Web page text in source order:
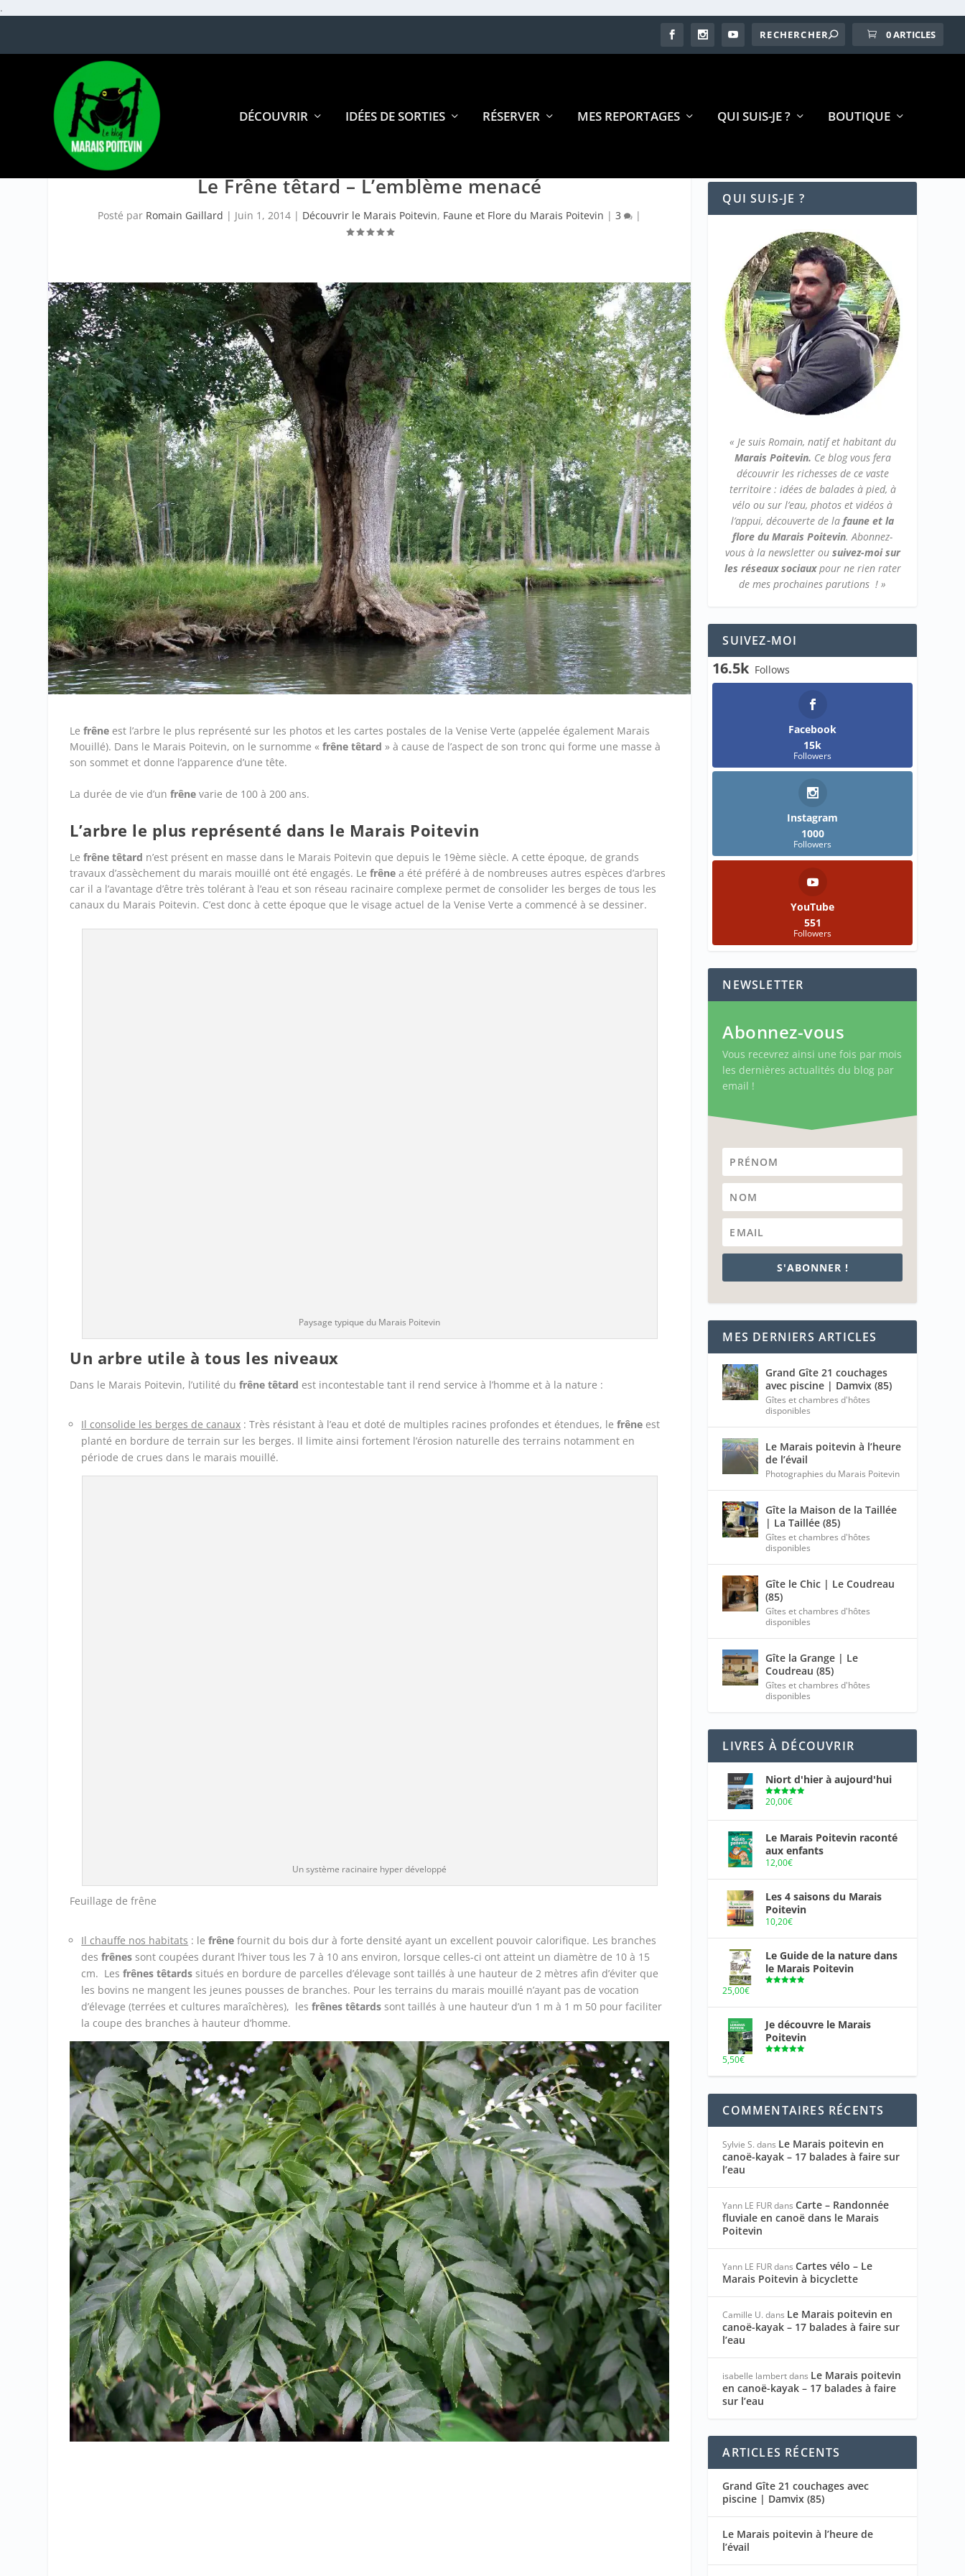
.
0 ARTICLES
DÉCOUVRIR IDÉES DE SORTIES RÉSERVER MES REPORTAGES QUI SUIS-JE ? BOUTIQUE
Le Frêne têtard – L’emblème menacé
Posté par Romain Gaillard | Juin 1, 2014 | Découvrir le Marais Poitevin, Faune et Flore du Marais Poitevin |3 |
Lefrêne est l’arbre le plus représenté sur les photos et les cartes postales de la Venise Verte (appelée également Marais
Mouillé). Dans le Marais Poitevin, on le surnomme «frêne têtard » à cause de l’aspect de son tronc qui forme une masse à
son sommet et donne l’apparence d’une tête.
La durée de vie d’unfrêne varie de 100 à 200 ans.
L’arbre le plus représenté dans le Marais Poitevin
Lefrêne têtard n’est présent en masse dans le Marais Poitevin que depuis le 19ème siècle. A cette époque, de grands
travaux d’assèchement du marais mouillé ont été engagés. Lefrêne a été préféré à de nombreuses autres espèces d’arbres
car il a l’avantage d’être très tolérant à l’eau et son réseau racinaire complexe permet de consolider les berges de tous les
canaux du Marais Poitevin. C’est donc à cette époque que le visage actuel de la Venise Verte a commencé à se dessiner.
Paysage typique du Marais Poitevin
Un arbre utile à tous les niveaux
Dans le Marais Poitevin, l’utilité dufrêne têtard est incontestable tant il rend service à l’homme et à la nature :
Il consolide les berges de canaux : Très résistant à l’eau et doté de multiples racines profondes et étendues, lefrêne est
planté en bordure de terrain sur les berges. Il limite ainsi fortement l’érosion naturelle des terrains notamment en
période de crues dans le marais mouillé.
Un système racinaire hyper développé
Feuillage de frêne
Il chauffe nos habitats : lefrêne fournit du bois dur à forte densité ayant un excellent pouvoir calorifique. Les branches
desfrênes sont coupées durant l’hiver tous les 7 à 10 ans environ, lorsque celles-ci ont atteint un diamètre de 10 à 15
cm. Lesfrênes têtards situés en bordure de parcelles d’élevage sont taillés à une hauteur de 2 mètres afin d’éviter que
les bovins ne mangent les jeunes pousses de branches. Pour les terrains du marais mouillé n’ayant pas de vocation
d’élevage (terrées et cultures maraîchères), lesfrênes têtards sont taillés à une hauteur d’un 1 m à 1 m 50 pour faciliter
la coupe des branches à hauteur d’homme.
QUI SUIS-JE ?
« Je suis Romain, natif et habitant du
Marais Poitevin. Ce blog vous fera
découvrir les richesses de ce vaste
territoire : idées de balades à pied, à
vélo ou sur l’eau, photos et vidéos à
l’appui, découverte de lafaune et la
flore du Marais Poitevin.Abonnez-
vous à la newsletter ou suivez-moi sur
les réseaux sociauxpour ne rien rater
de mes prochaines parutions ! »
SUIVEZ-MOI
16.5k Follows
Facebook
15k
Followers
Instagram
1000
Followers
YouTube
551
Followers
NEWSLETTER
Abonnez-vous
Vous recevrez ainsi une fois par mois
les dernières actualités du blog par
email !
S'ABONNER !
MES DERNIERS ARTICLES
Grand Gîte 21 couchages
avec piscine | Damvix (85)
Gîtes et chambres d'hôtes
disponibles
Le Marais poitevin à l’heure
de l’évail
Photographies du Marais Poitevin
Gîte la Maison de la Taillée
| La Taillée (85)
Gîtes et chambres d'hôtes
disponibles
Gîte le Chic | Le Coudreau
(85)
Gîtes et chambres d'hôtes
disponibles
Gîte la Grange | Le
Coudreau (85)
Gîtes et chambres d'hôtes
disponibles
LIVRES À DÉCOUVRIR
Niort d'hier à aujourd'hui
Note5.00
20,00€
Le Marais Poitevin raconté
aux enfants
12,00€
Les 4 saisons du Marais
Poitevin
10,20€
Le Guide de la nature dans
le Marais Poitevin
25,00€
Je découvre le Marais
Poitevin
5,50€
COMMENTAIRES RÉCENTS
Sylvie S. dans Le Marais poitevin en
canoë-kayak – 17 balades à faire sur
l’eau
Yann LE FURdansCarte – Randonnée
fluviale en canoë dans le Marais
Poitevin
Yann LE FURdansCartes vélo – Le
Marais Poitevin à bicyclette
Camille U. dans Le Marais poitevin en
canoë-kayak – 17 balades à faire sur
l’eau
isabelle lambertdans Le Marais poitevin
en canoë-kayak – 17 balades à faire
sur l’eau
ARTICLES RÉCENTS
Grand Gîte 21 couchages avec
piscine | Damvix (85)
Le Marais poitevin à l’heure de
l’évail